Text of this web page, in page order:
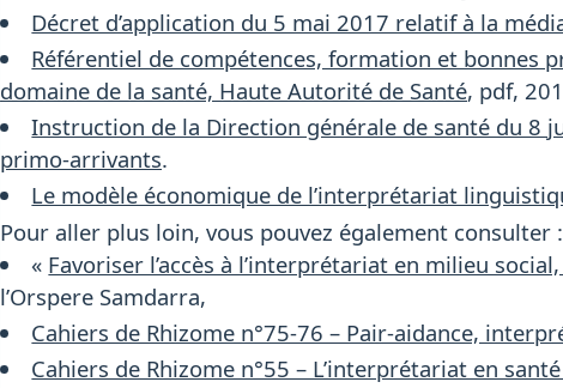
Décret d’application du 5 mai 2017 relatif à la
Référentiel de compétences, formation et bonnes
domaine de la santé, Haute Autorité de Santé, pdf,
Instruction de la Direction générale de santé du 8
primo-arrivants.
Le modèle économique de l’interprétariat
Pour aller plus loin, vous pouvez également consulter :
« Favoriser l’accès à l’interprétariat en milieu
l’Orspere Samdarra,
Cahiers de Rhizome n°75-76 – Pair-aidance,
Cahiers de Rhizome n°55 – L’interprétariat en